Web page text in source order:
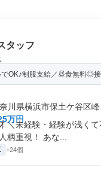
タッフ
でOK♪制服支給／昼食無料◎
川県横浜市保土ケ谷区峰
万円
＼未経験・経験が浅く
柄重視！ あな...
+24個